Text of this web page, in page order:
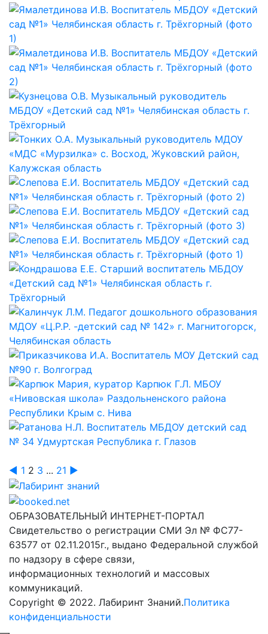
◄ 1 2 3 ... 21 ►
Лабиринт знаний
ОБРАЗОВАТЕЛЬНЫЙ ИНТЕРНЕТ-ПОРТАЛ
Свидетельство о регистрации СМИ Эл № ФС77-
63577 от 02.11.2015г., выдано Федеральной службой
по надзору в сфере связи,
информационных технологий и массовых
коммуникаций.
Copyright © 2022. Лабиринт Знаний.Политика
конфиденциальности